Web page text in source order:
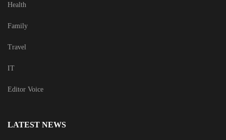
Health
Family
Travel
IT
Editor Voice
LATEST NEWS